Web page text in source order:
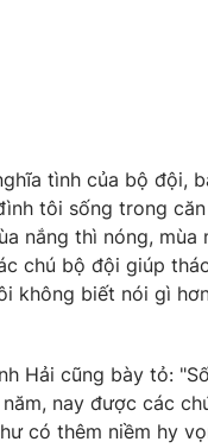
Đài Truyền hình Việt Nam
báo VTV
báo in và báo điện tử số
Nguyễn Thị Mỹ Hạnh,
355 931 - 024.38 355
tình của bộ đội,
tôi sống trong
nắng thì nóng, mùa
chú bộ đội giúp
không biết nói gì
Hải cũng bày tỏ:
nay được các
có thêm niềm hy